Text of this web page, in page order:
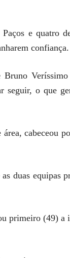
e quatro
confiança.
Bruno
seguir, o que
cabeceou
duas equipas
primeiro (49) a